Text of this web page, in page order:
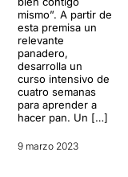
mismo”. A partir de
esta premisa un
relevante
panadero,
desarrolla un
curso intensivo de
cuatro semanas
para aprender a
hacer pan. Un […]
9 marzo 2023